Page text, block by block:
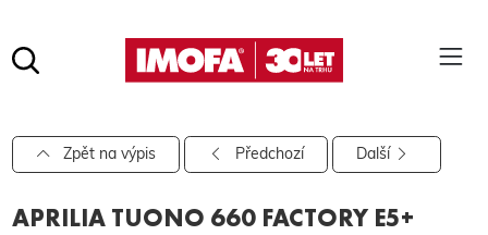
hledat
Pro vyhledávání zadejte alespoň 3 znaky.
Zpět na výpis Předchozí Další
APRILIA TUONO 660 FACTORY E5+